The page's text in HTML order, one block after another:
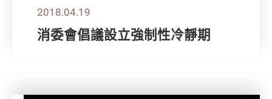
2018.04.19
消委會倡議設立強制性冷靜期